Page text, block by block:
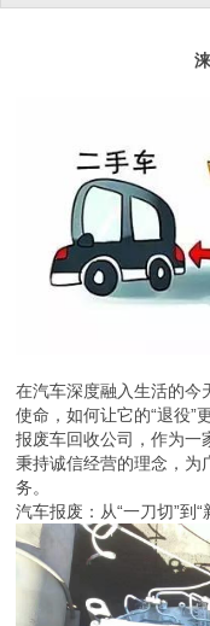
在汽车深度融入生活的今
使命，如何让它的“退役”
报废车回收公司，作为一
秉持诚信经营的理念，为
务。
汽车报废：从“一刀切”到“